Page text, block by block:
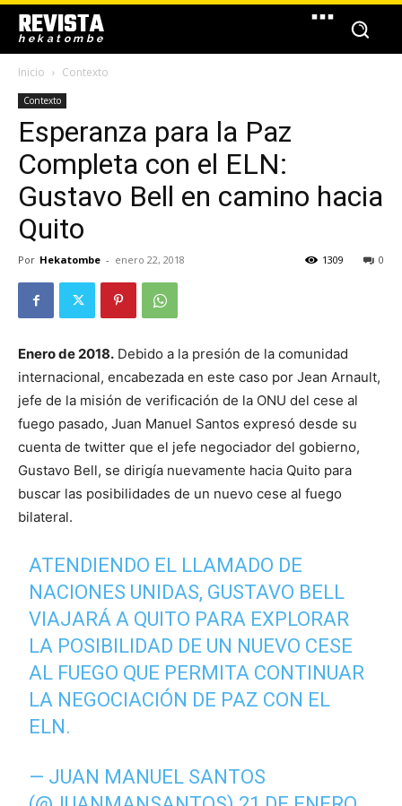
REVISTA
hekatombe
Inicio Contexto
Contexto
Esperanza para la Paz
Completa con el ELN:
Gustavo Bell en camino hacia
Quito
Por Hekatombe - enero 22, 2018 0
1309
Enero de 2018. Debido a la presión de la comunidad
internacional, encabezada en este caso por Jean Arnault,
jefe de la misión de verificación de la ONU del cese al
fuego pasado, Juan Manuel Santos expresó desde su
cuenta de twitter que el jefe negociador del gobierno,
Gustavo Bell, se dirigía nuevamente hacia Quito para
buscar las posibilidades de un nuevo cese al fuego
bilateral.
ATENDIENDO EL LLAMADO DE
NACIONES UNIDAS, GUSTAVO BELL
VIAJARÁ A QUITO PARA EXPLORAR
LA POSIBILIDAD DE UN NUEVO CESE
AL FUEGO QUE PERMITA CONTINUAR
LA NEGOCIACIÓN DE PAZ CON EL
ELN.
— JUAN MANUEL SANTOS